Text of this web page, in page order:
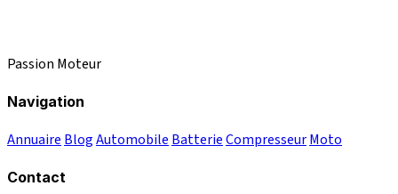
Passion Moteur
Navigation
Annuaire BlogAutomobile BatterieCompresseurMoto
Contact